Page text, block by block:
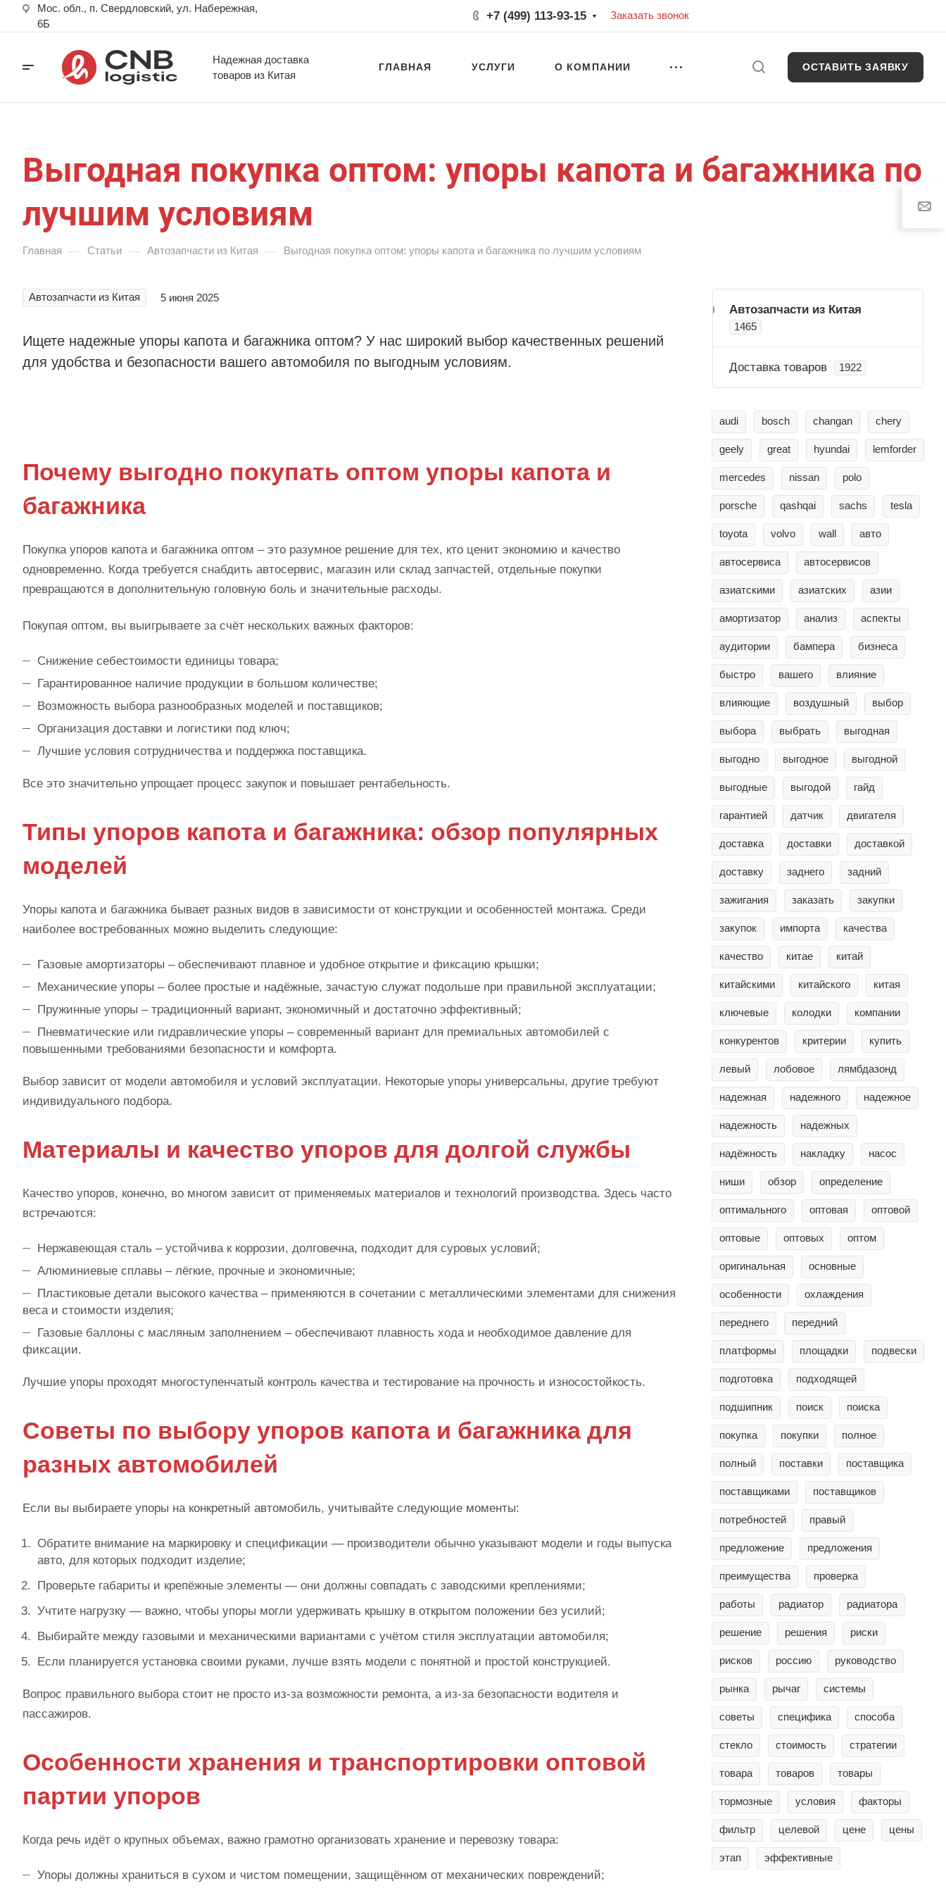
Мос. обл., п. Свердловский, ул. Набережная,
6Б
+7 (499) 113-93-15 Заказать звонок
Надежная доставка
товаров из Китая
ГЛАВНАЯ УСЛУГИ О КОМПАНИИ ОСТАВИТЬ ЗАЯВКУ
Выгодная покупка оптом: упоры капота и багажника по
лучшим условиям
Главная — Статьи — Автозапчасти из Китая — Выгодная покупка оптом: упоры капота и багажника по лучшим условиям
Автозапчасти из Китая 5 июня 2025
Ищете надежные упоры капота и багажника оптом? У нас широкий выбор качественных решений
для удобства и безопасности вашего автомобиля по выгодным условиям.
Почему выгодно покупать оптом упоры капота и
багажника
Покупка упоров капота и багажника оптом – это разумное решение для тех, кто ценит экономию и качество
одновременно. Когда требуется снабдить автосервис, магазин или склад запчастей, отдельные покупки
превращаются в дополнительную головную боль и значительные расходы.
Покупая оптом, вы выигрываете за счёт нескольких важных факторов:
Снижение себестоимости единицы товара;
Гарантированное наличие продукции в большом количестве;
Возможность выбора разнообразных моделей и поставщиков;
Организация доставки и логистики под ключ;
Лучшие условия сотрудничества и поддержка поставщика.
Все это значительно упрощает процесс закупок и повышает рентабельность.
Типы упоров капота и багажника: обзор популярных
моделей
Упоры капота и багажника бывает разных видов в зависимости от конструкции и особенностей монтажа. Среди
наиболее востребованных можно выделить следующие:
Газовые амортизаторы – обеспечивают плавное и удобное открытие и фиксацию крышки;
Механические упоры – более простые и надёжные, зачастую служат подольше при правильной эксплуатации;
Пружинные упоры – традиционный вариант, экономичный и достаточно эффективный;
Пневматические или гидравлические упоры – современный вариант для премиальных автомобилей с
повышенными требованиями безопасности и комфорта.
Выбор зависит от модели автомобиля и условий эксплуатации. Некоторые упоры универсальны, другие требуют
индивидуального подбора.
Материалы и качество упоров для долгой службы
Качество упоров, конечно, во многом зависит от применяемых материалов и технологий производства. Здесь часто
встречаются:
Нержавеющая сталь – устойчива к коррозии, долговечна, подходит для суровых условий;
Алюминиевые сплавы – лёгкие, прочные и экономичные;
Пластиковые детали высокого качества – применяются в сочетании с металлическими элементами для снижения
веса и стоимости изделия;
Газовые баллоны с масляным заполнением – обеспечивают плавность хода и необходимое давление для
фиксации.
Лучшие упоры проходят многоступенчатый контроль качества и тестирование на прочность и износостойкость.
Советы по выбору упоров капота и багажника для
разных автомобилей
Если вы выбираете упоры на конкретный автомобиль, учитывайте следующие моменты:
Обратите внимание на маркировку и спецификации — производители обычно указывают модели и годы выпуска
авто, для которых подходит изделие;
Проверьте габариты и крепёжные элементы — они должны совпадать с заводскими креплениями;
Учтите нагрузку — важно, чтобы упоры могли удерживать крышку в открытом положении без усилий;
Выбирайте между газовыми и механическими вариантами с учётом стиля эксплуатации автомобиля;
Если планируется установка своими руками, лучше взять модели с понятной и простой конструкцией.
Вопрос правильного выбора стоит не просто из-за возможности ремонта, а из-за безопасности водителя и
пассажиров.
Особенности хранения и транспортировки оптовой
партии упоров
Когда речь идёт о крупных объемах, важно грамотно организовать хранение и перевозку товара:
Упоры должны храниться в сухом и чистом помещении, защищённом от механических повреждений;
Автозапчасти из Китая
1465
Доставка товаров 1922
audi bosch changan chery
geely great hyundai lemforder
mercedes nissan polo
porsche qashqai sachs tesla
toyota volvo wall авто
автосервиса автосервисов
азиатскими азиатских азии
амортизатор анализ аспекты
аудитории бампера бизнеса
быстро вашего влияние
влияющие воздушный выбор
выбора выбрать выгодная
выгодно выгодное выгодной
выгодные выгодой гайд
гарантией датчик двигателя
доставка доставки доставкой
доставку заднего задний
зажигания заказать закупки
закупок импорта качества
качество китае китай
китайскими китайского китая
ключевые колодки компании
конкурентов критерии купить
левый лобовое лямбдазонд
надежная надежного надежное
надежность надежных
надёжность накладку насос
ниши обзор определение
оптимального оптовая оптовой
оптовые оптовых оптом
оригинальная основные
особенности охлаждения
переднего передний
платформы площадки подвески
подготовка подходящей
подшипник поиск поиска
покупка покупки полное
полный поставки поставщика
поставщиками поставщиков
потребностей правый
предложение предложения
преимущества проверка
работы радиатор радиатора
решение решения риски
рисков россию руководство
рынка рычаг системы
советы специфика способа
стекло стоимость стратегии
товара товаров товары
тормозные условия факторы
фильтр целевой цене цены
этап эффективные